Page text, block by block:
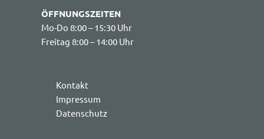
ÖFFNUNGSZEITEN
Mo-Do 8:00 – 15:30 Uhr
Freitag 8:00 – 14:00 Uhr
Kontakt
Impressum
Datenschutz